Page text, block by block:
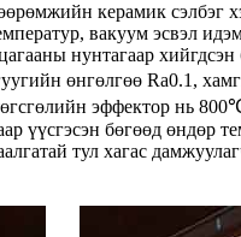
керамик сэлбэг
вакуум эсвэл
нунтагаар
өнгөлгөө Ra0.1,
эффектор нь
үүсгэсэн бөгөөд өндөр
тул хагас